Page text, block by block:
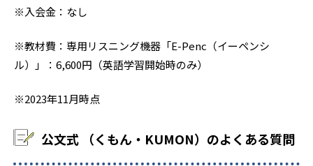
※入会金：なし
※教材費：専用リスニング機器「E-Penc（イーペンシ
ル）」：6,600円（英語学習開始時のみ）
※2023年11月時点
公文式 （くもん・KUMON）のよくある質問